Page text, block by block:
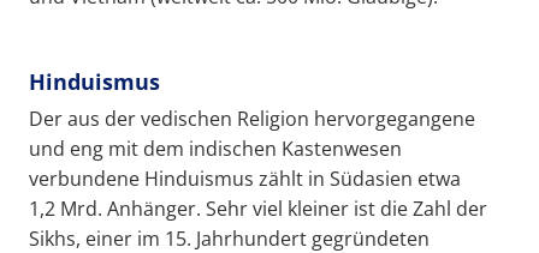
Hinduismus
Der aus der vedischen Religion hervorgegangene
und eng mit dem indischen Kastenwesen
verbundene Hinduismus zählt in Südasien etwa
1,2 Mrd. Anhänger. Sehr viel kleiner ist die Zahl der
Sikhs, einer im 15. Jahrhundert gegründeten